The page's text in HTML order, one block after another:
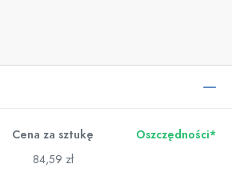
Cena za sztukę
Oszczędności*
84,59 zł